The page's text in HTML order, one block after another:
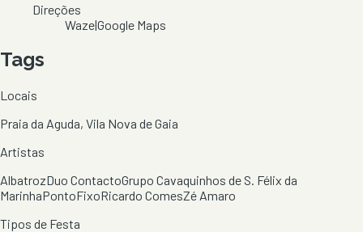
Direções
Waze|Google Maps
Tags
Locais
Praia da Aguda, Vila Nova de Gaia
Artistas
AlbatrozDuo ContactoGrupo Cavaquinhos de S. Félix da
MarinhaPontoFixoRicardo ComesZé Amaro
Tipos de Festa